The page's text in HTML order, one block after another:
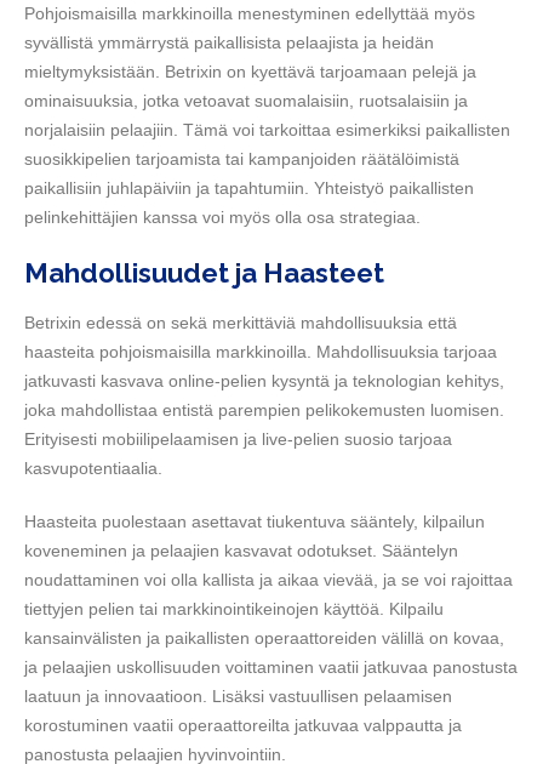
Pohjoismaisilla markkinoilla menestyminen edellyttää myös
syvällistä ymmärrystä paikallisista pelaajista ja heidän
mieltymyksistään. Betrixin on kyettävä tarjoamaan pelejä ja
ominaisuuksia, jotka vetoavat suomalaisiin, ruotsalaisiin ja
norjalaisiin pelaajiin. Tämä voi tarkoittaa esimerkiksi paikallisten
suosikkipelien tarjoamista tai kampanjoiden räätälöimistä
paikallisiin juhlapäiviin ja tapahtumiin. Yhteistyö paikallisten
pelinkehittäjien kanssa voi myös olla osa strategiaa.
Mahdollisuudet ja Haasteet
Betrixin edessä on sekä merkittäviä mahdollisuuksia että
haasteita pohjoismaisilla markkinoilla. Mahdollisuuksia tarjoaa
jatkuvasti kasvava online-pelien kysyntä ja teknologian kehitys,
joka mahdollistaa entistä parempien pelikokemusten luomisen.
Erityisesti mobiilipelaamisen ja live-pelien suosio tarjoaa
kasvupotentiaalia.
Haasteita puolestaan asettavat tiukentuva sääntely, kilpailun
koveneminen ja pelaajien kasvavat odotukset. Sääntelyn
noudattaminen voi olla kallista ja aikaa vievää, ja se voi rajoittaa
tiettyjen pelien tai markkinointikeinojen käyttöä. Kilpailu
kansainvälisten ja paikallisten operaattoreiden välillä on kovaa,
ja pelaajien uskollisuuden voittaminen vaatii jatkuvaa panostusta
laatuun ja innovaatioon. Lisäksi vastuullisen pelaamisen
korostuminen vaatii operaattoreilta jatkuvaa valppautta ja
panostusta pelaajien hyvinvointiin.